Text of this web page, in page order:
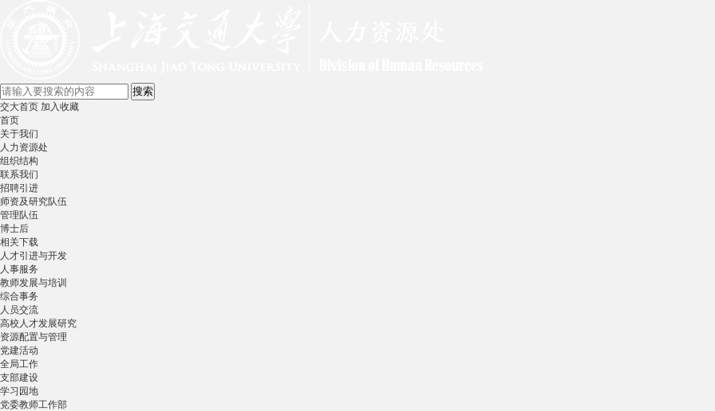
交大首页 加入收藏
首页
关于我们
人力资源处
组织结构
联系我们
招聘引进
师资及研究队伍
管理队伍
博士后
相关下载
人才引进与开发
人事服务
教师发展与培训
综合事务
人员交流
高校人才发展研究
资源配置与管理
党建活动
全局工作
支部建设
学习园地
党委教师工作部